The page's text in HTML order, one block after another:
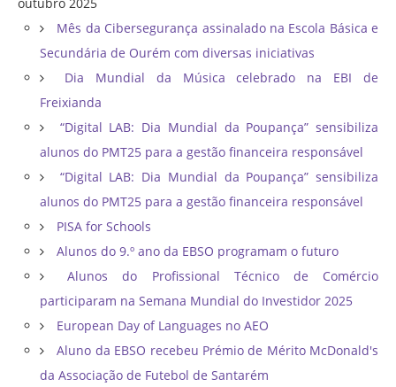
outubro 2025
Mês da Cibersegurança assinalado na Escola Básica e
Secundária de Ourém com diversas iniciativas
Dia Mundial da Música celebrado na EBI de
Freixianda
“Digital LAB: Dia Mundial da Poupança” sensibiliza
alunos do PMT25 para a gestão financeira responsável
“Digital LAB: Dia Mundial da Poupança” sensibiliza
alunos do PMT25 para a gestão financeira responsável
PISA for Schools
Alunos do 9.º ano da EBSO programam o futuro
Alunos do Profissional Técnico de Comércio
participaram na Semana Mundial do Investidor 2025
European Day of Languages no AEO
Aluno da EBSO recebeu Prémio de Mérito McDonald's
da Associação de Futebol de Santarém